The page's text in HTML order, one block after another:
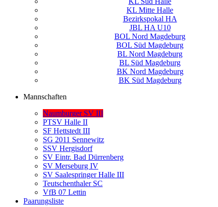
KL Mitte Halle
Bezirkspokal HA
JBL HA U10
BOL Nord Magdeburg
BOL Süd Magdeburg
BL Nord Magdeburg
BL Süd Magdeburg
BK Nord Magdeburg
BK Süd Magdeburg
Mannschaften
Naumburger SV III
PTSV Halle II
SF Hettstedt III
SG 2011 Sennewitz
SSV Hergisdorf
SV Eintr. Bad Dürrenberg
SV Merseburg IV
SV Saalespringer Halle III
Teutschenthaler SC
VfB 07 Lettin
Paarungsliste